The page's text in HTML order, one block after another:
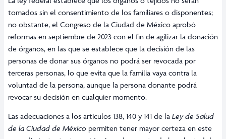
tomados sin el consentimiento de los familiares o disponentes;
no obstante, el Congreso de la Ciudad de México aprobó
reformas en septiembre de 2023 con el fin de agilizar la donación
de órganos, en las que se establece que la decisión de las
personas de donar sus órganos no podrá ser revocada por
terceras personas, lo que evita que la familia vaya contra la
voluntad de la persona, aunque la persona donante podrá
revocar su decisión en cualquier momento.
Las adecuaciones a los artículos 138, 140 y 141 de la Ley de Salud
de la Ciudad de México permiten tener mayor certeza en este